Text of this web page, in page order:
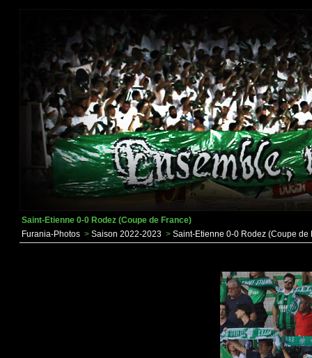
Saint-Etienne 0-0 Rodez (Coupe de France)
Furania-Photos > Saison 2022-2023 > Saint-Etienne 0-0 Rodez (Coupe de